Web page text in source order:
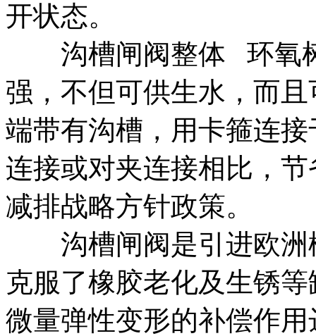
开状态。
沟槽闸阀整体 环氧树
强，不但可供生水，而
端带有沟槽，用卡箍连
连接或对夹连接相比，
减排战略方针政策。
沟槽闸阀是引进欧洲
克服了橡胶老化及生锈
微量弹性变形的补偿作